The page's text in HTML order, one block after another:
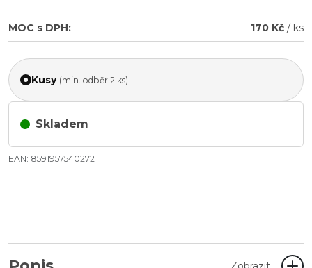
MOC s DPH: 170 Kč / ks
Kusy (min. odběr 2 ks)
Skladem
EAN: 8591957540272